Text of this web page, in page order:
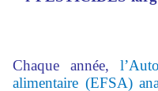
Chaque année,
alimentaire (EFSA)